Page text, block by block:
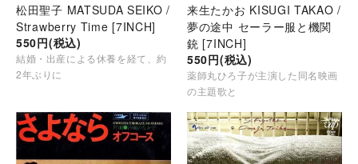
松田聖子 MATSUDA SEIKO /
Strawberry Time [7INCH]
550円(税込)
結婚・出産による休養を経て、約
2年ぶりに
来生たかお KISUGI TAKAO /
夢の途中 セーラー服と機関
銃 [7INCH]
550円(税込)
薬師丸ひろ子が主演した同名映画
の主題歌と